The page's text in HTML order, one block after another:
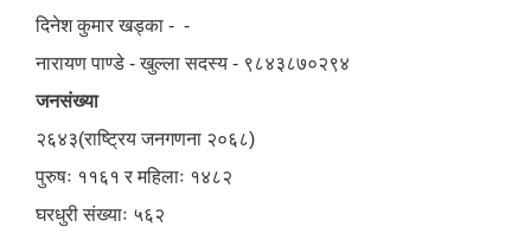
दिनेश कुमार खड्का - -
नारायण पाण्डे - खुल्ला सदस्य - ९८४३८७०२९४
जनसंख्या
२६४३(राष्ट्रिय जनगणना २०६८)
पुरुषः ११६१ र महिलाः १४८२
घरधुरी संख्याः ५६२